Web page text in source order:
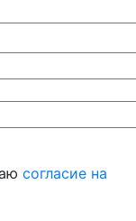
согласие на